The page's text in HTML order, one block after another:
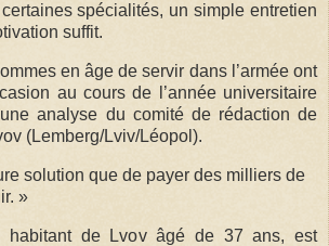
spécialités, un simple entretien
suffit.
en âge de servir dans l’armée ont
au cours de l’année universitaire
analyse du comité de rédaction de
(Lemberg/Lviv/Léopol).
solution que de payer des milliers de
»
habitant de Lvov âgé de 37 ans, est